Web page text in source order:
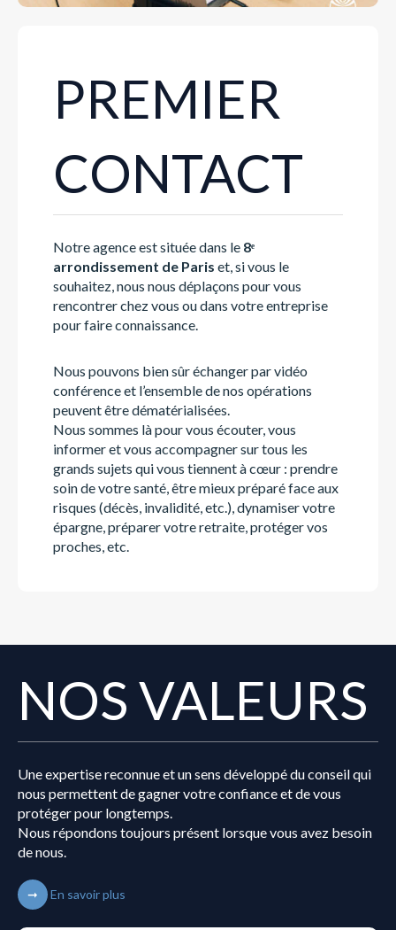
PREMIER
CONTACT
Notre agence est située dans le 8ᵉ
arrondissement de Paris et, si vous le
souhaitez, nous nous déplaçons pour vous
rencontrer chez vous ou dans votre entreprise
pour faire connaissance.
Nous pouvons bien sûr échanger par vidéo
conférence et l’ensemble de nos opérations
peuvent être dématérialisées.
Nous sommes là pour vous écouter, vous
informer et vous accompagner sur tous les
grands sujets qui vous tiennent à cœur : prendre
soin de votre santé, être mieux préparé face aux
risques (décès, invalidité, etc.), dynamiser votre
épargne, préparer votre retraite, protéger vos
proches, etc.
NOS VALEURS
Une expertise reconnue et un sens développé du conseil qui
nous permettent de gagner votre confiance et de vous
protéger pour longtemps.
Nous répondons toujours présent lorsque vous avez besoin
de nous.
En savoir plus